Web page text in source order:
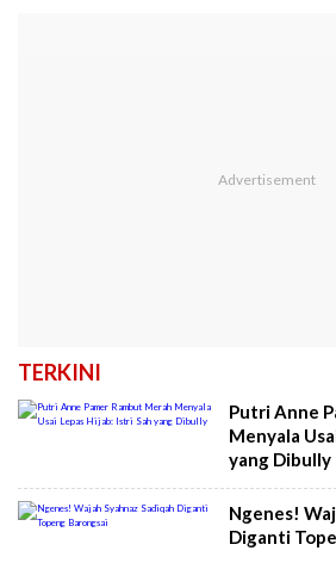
TERKINI
Putri Anne
Menyala
yang Dibully
Ngenes!
Diganti